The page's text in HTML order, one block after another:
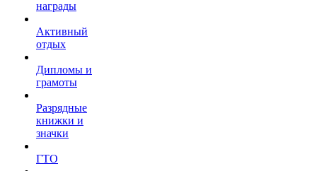
награды
Активный
отдых
Дипломы и
грамоты
Разрядные
книжки и
значки
ГТО